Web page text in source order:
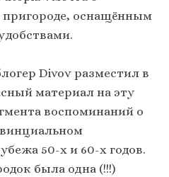
пригороде, оснащённым
Divov разместил в
материал на эту
воспоминаний о
50-х и 60-х годов.
была одна (!!!)